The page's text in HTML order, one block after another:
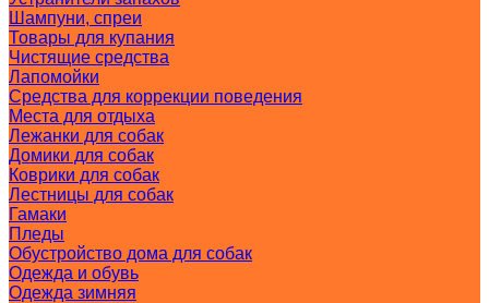
Шампуни, спреи
Товары для купания
Чистящие средства
Лапомойки
Средства для коррекции поведения
Места для отдыха
Лежанки для собак
Домики для собак
Коврики для собак
Лестницы для собак
Гамаки
Пледы
Обустройство дома для собак
Одежда и обувь
Одежда зимняя